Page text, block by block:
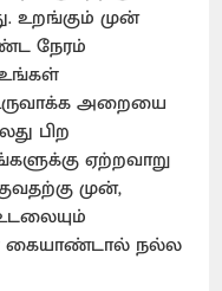
உறங்கும் முன்
நேரம்
உங்கள்
அறையை
பிற
ஏற்றவாறு
முன்,
கையாண்டால் நல்ல